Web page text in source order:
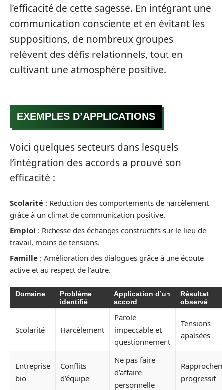
l’efficacité de cette sagesse. En intégrant une
communication consciente et en évitant les
suppositions, de nombreux groupes
relèvent des défis relationnels, tout en
cultivant une atmosphère positive.
EXEMPLES D’APPLICATIONS
Voici quelques secteurs dans lesquels
l’intégration des accords a prouvé son
efficacité :
Scolarité : Réduction des comportements de harcèlement
grâce à un climat de communication positive.
Emploi : Richesse des échanges constructifs sur le lieu de
travail, moins de tensions.
Famille : Amélioration des dialogues grâce à une écoute
active et au respect de l’autre.
Domaine
Problème
identifié
Application d’un
accord
Résultat
observé
Scolarité Harcèlement
Parole
impeccable et
questionnement
Tensions
apaisées
Entreprise
bio
Conflits
d’équipe
Ne pas faire
d’affaire
personnelle
progressif